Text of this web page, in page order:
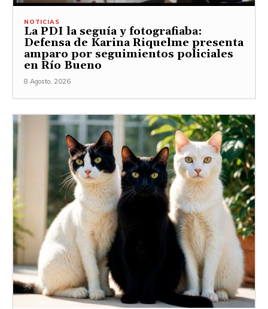
NOTICIAS
La PDI la seguía y fotografiaba:
Defensa de Karina Riquelme presenta
amparo por seguimientos policiales
en Río Bueno
8 Agosto, 2026